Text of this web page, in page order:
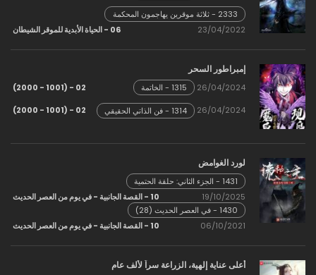
2333 - ثلاثة موقرين يهاجمون المحكمة
السماوية!
06 - الحياة الأبدية للموقر الشيطان 23/04/2022
إمبراطور السحر
1315 - الخاتمة 02 - (1001 - 2000) 26/04/2024
1314 - فن الذاتي الحقيقي 02 - (1001 - 2000) 26/04/2024
لورد الغوامض
1431 - الجزء الثاني: حلقة الحتمية
10 - القصة الجانبية - في يوم من العصر الحديث
19/10/2025
1430 - في العصر الحديث (28)
10 - القصة الجانبية - في يوم من العصر الحديث
06/10/2021
أعلى عناية إلهية، الزراعة سراً لألف عام